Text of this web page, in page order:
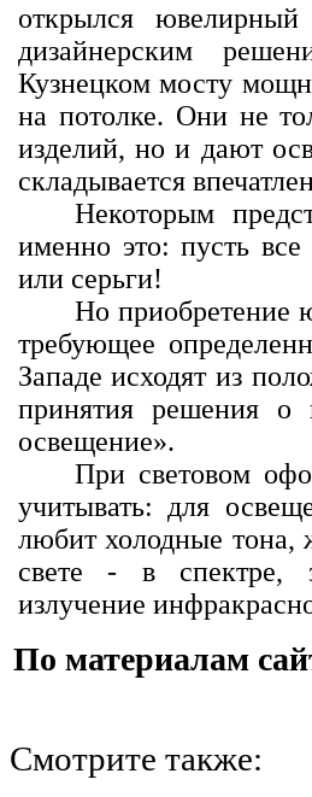
открылся
дизайнерским
Кузнецком мосту
на потолке. Они не
изделий, но и дают
складывается
Некоторым
именно это: пусть
или серьги!
Но приобретение
требующее
Западе исходят из
принятия решения о
освещение».
При световом
учитывать: для
любит холодные тона,
свете - в спектре,
излучение
По материалам
Смотрите также: